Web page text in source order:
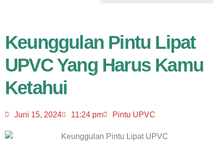
Keunggulan Pintu Lipat
UPVC Yang Harus Kamu
Ketahui
Juni 15, 2024 11:24 pm Pintu UPVC